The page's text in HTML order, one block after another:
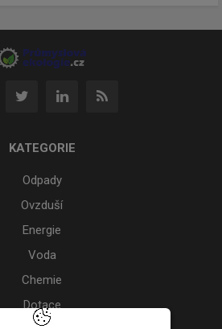
KATEGORIE
Odpady
Ovzduší
Energie
Voda
Chemie
Dotace